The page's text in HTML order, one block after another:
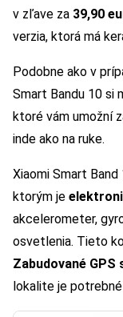
v zľave za 39,90
verzia, ktorá má
Podobne ako v
Smart Bandu 10 si
ktoré vám umožní
inde ako na ruke.
Xiaomi Smart
ktorým je
akcelerometer,
osvetlenia. Tieto
Zabudované GPS
lokalite je